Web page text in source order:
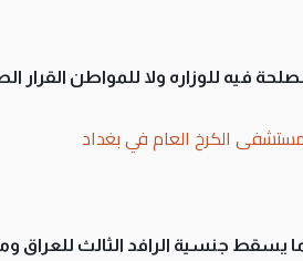
فيه للوزاره ولا للمواطن القرار
الكرخ العام في بغداد
يسقط جنسية الرافد الثالث للعراق